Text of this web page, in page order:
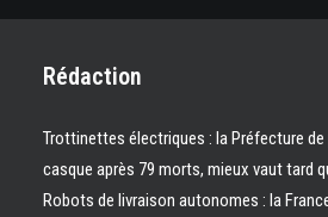
Rédaction
Trottinettes électriques : la Préfecture
casque après 79 morts, mieux vaut tard
Robots de livraison autonomes : la